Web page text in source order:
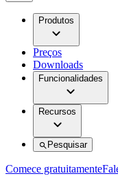
Produtos
Preços
Downloads
Funcionalidades
Recursos
Pesquisar
Comece gratuitamente